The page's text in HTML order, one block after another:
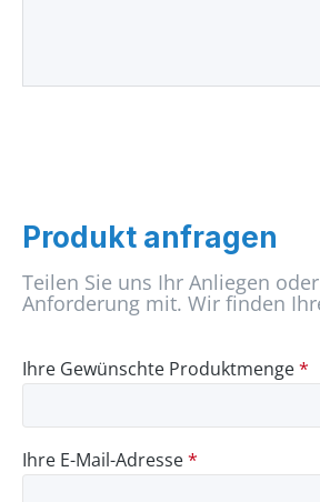
Produkt anfragen
Teilen Sie uns Ihr Anliegen
Anforderung mit. Wir finden
Ihre Gewünschte Produktmenge*
Ihre E-Mail-Adresse*